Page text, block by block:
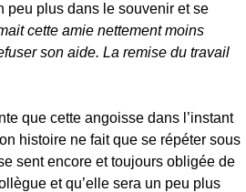
peu plus dans le souvenir et se
cette amie nettement moins
son aide. La remise du travail
que cette angoisse dans l’instant
histoire ne fait que se répéter sous
sent encore et toujours obligée de
et qu’elle sera un peu plus